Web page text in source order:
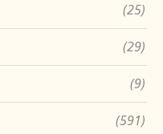
(25)
(29)
(9)
(591)